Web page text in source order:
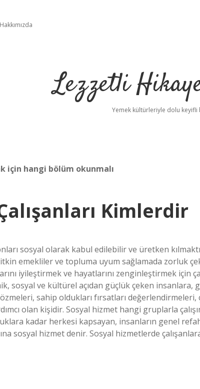
Hakkımızda
Lezzetli
Yemek kültürleriyle dolu keyifli
için hangi bölüm okunmalı
Kimlerdir
sosyal olarak kabul edilebilir ve üretken
emekliler ve topluma uyum sağlamada zorluk
iyileştirmek ve hayatlarını zenginleştirmek için
sosyal ve kültürel açıdan güçlük çeken insanlara,
sahip oldukları fırsatları değerlendirmeleri,
olan kişidir. Sosyal hizmet hangi gruplarla
kadar herkesi kapsayan, insanların genel
sosyal hizmet denir. Sosyal hizmetlerde